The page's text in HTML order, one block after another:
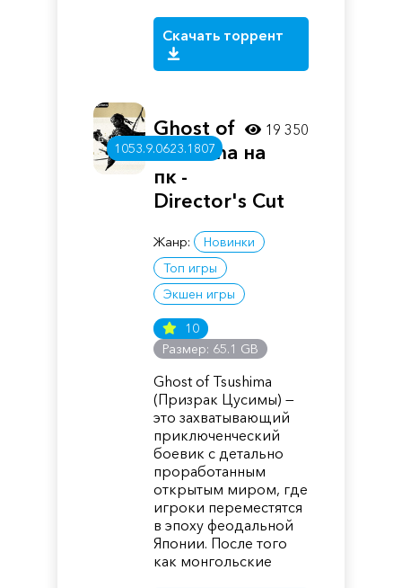
Скачать торрент
1053.9.0623.1807
Ghost of
Tsushima на
пк -
Director's Cut
Жанр:
Новинки
Топ игры
Экшен игры
10
Размер: 65.1 GB
Ghost of Tsushima
(Призрак Цусимы) —
это захватывающий
приключенческий
боевик с детально
проработанным
открытым миром, где
игроки переместятся
в эпоху феодальной
Японии. После того
как монгольские
19 350